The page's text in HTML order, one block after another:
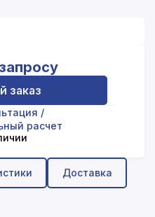
заказ
/
расчет
Доставка